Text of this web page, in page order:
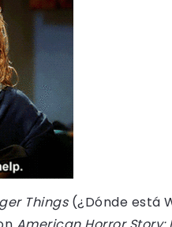
Things(¿Dónde está